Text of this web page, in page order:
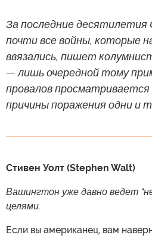
За последние
почти все войны, которые
ввязались, пишет
— лишь очередной тому
провалов
причины поражения одни и
Стивен Уолт (Stephen Walt)
Вашингтон уже давно ведет
целями.
Если вы американец, вам